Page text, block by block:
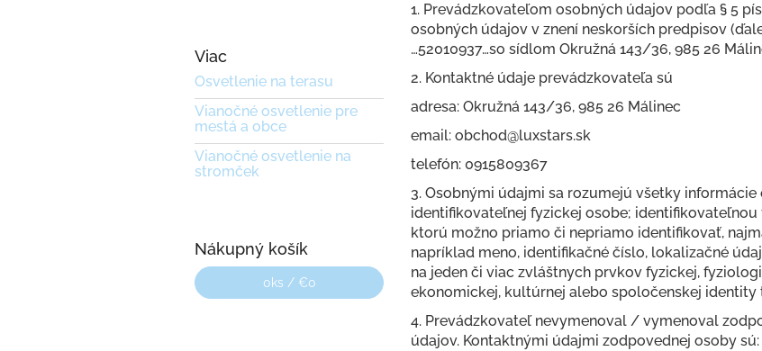
Viac
Osvetlenie na terasu
Vianočné osvetlenie pre
mestá a obce
Vianočné osvetlenie na
stromček
Nákupný košík
0ks / €0
1. Prevádzkovateľom osobných údajov podľa § 5
osobných údajov v znení neskorších predpisov
…52010937…so sídlom Okružná 143/36, 985 26
2. Kontaktné údaje prevádzkovateľa sú
adresa: Okružná 143/36, 985 26 Málinec
email: obchod@luxstars.sk
telefón: 0915809367
3. Osobnými údajmi sa rozumejú všetky
identifikovateľnej fyzickej osobe;
ktorú možno priamo či nepriamo identifikovať,
napríklad meno, identifikačné číslo, lokalizačné
na jeden či viac zvláštnych prvkov fyzickej,
ekonomickej, kultúrnej alebo spoločenskej identity
4. Prevádzkovateľ nevymenoval / vymenoval
údajov. Kontaktnými údajmi zodpovednej osoby sú: